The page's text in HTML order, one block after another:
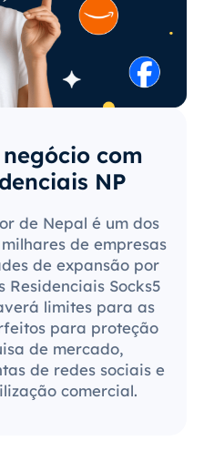
com
NP
de Nepal é um dos
de empresas
de expansão por
Residenciais Socks5
limites para as
para proteção
de mercado,
de redes sociais e
comercial.